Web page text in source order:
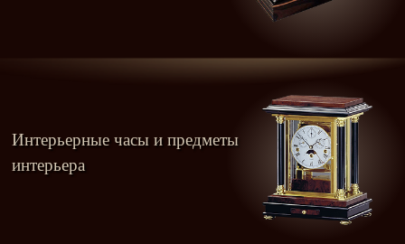
Интерьерные часы и предметы
интерьера